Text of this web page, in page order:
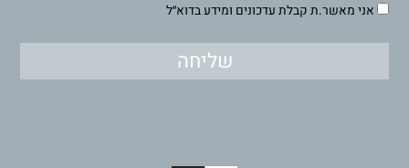
אני מאשר.ת קבלת עדכונים ומידע בדוא״ל
שליחה